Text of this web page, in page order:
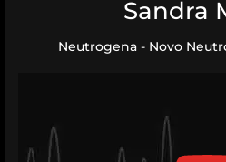
Sandra
Neutrogena - Novo